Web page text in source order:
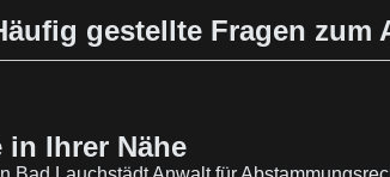
gestellte Fragen zum
in Ihrer Nähe